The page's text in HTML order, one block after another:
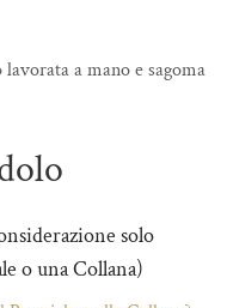
a mano e sagoma
solo
o una Collana)